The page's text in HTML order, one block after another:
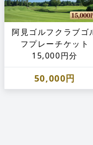
阿見ゴルフクラブゴ
フプレーチケット
15,000円分
50,000円